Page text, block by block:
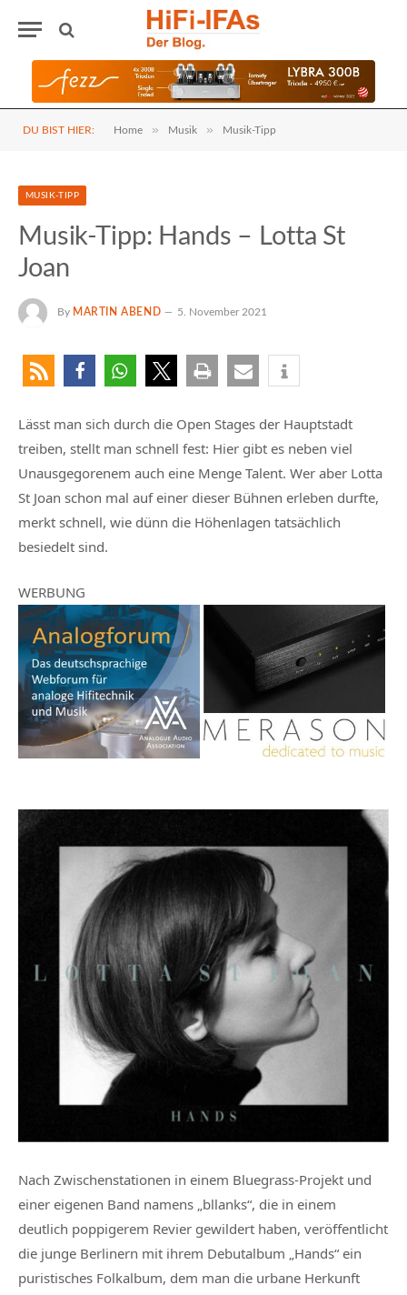
DU BIST HIER: Home » Musik » Musik-Tipp
MUSIK-TIPP
Musik-Tipp: Hands – Lotta St
Joan
By MARTIN ABEND 5. November 2021
Lässt man sich durch die Open Stages der Hauptstadt
treiben, stellt man schnell fest: Hier gibt es neben viel
Unausgegorenem auch eine Menge Talent. Wer aber Lotta
St Joan schon mal auf einer dieser Bühnen erleben durfte,
merkt schnell, wie dünn die Höhenlagen tatsächlich
besiedelt sind.
WERBUNG
Nach Zwischenstationen in einem Bluegrass-Projekt und
einer eigenen Band namens „bllanks“, die in einem
deutlich poppigerem Revier gewildert haben, veröffentlicht
die junge Berlinern mit ihrem Debutalbum „Hands“ ein
puristisches Folkalbum, dem man die urbane Herkunft